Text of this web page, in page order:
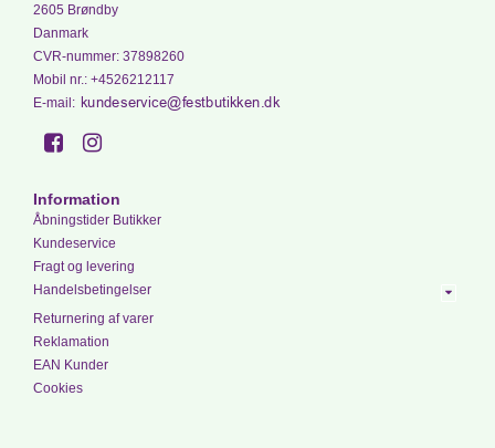
2605 Brøndby
Danmark
CVR-nummer: 37898260
Mobil nr.: +4526212117
E-mail:
Information
Åbningstider Butikker
Kundeservice
Fragt og levering
Handelsbetingelser
Returnering af varer
Reklamation
EAN Kunder
Cookies